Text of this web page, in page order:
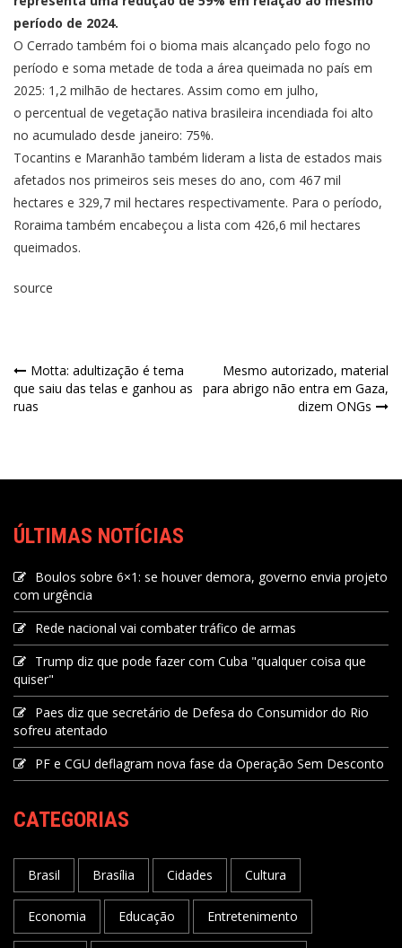
período de 2024.
O Cerrado também foi o bioma mais alcançado pelo fogo no
período e soma metade de toda a área queimada no país em
2025: 1,2 milhão de hectares. Assim como em julho,
o percentual de vegetação nativa brasileira incendiada foi alto
no acumulado desde janeiro: 75%.
Tocantins e Maranhão também lideram a lista de estados mais
afetados nos primeiros seis meses do ano, com 467 mil
hectares e 329,7 mil hectares respectivamente. Para o período,
Roraima também encabeçou a lista com 426,6 mil hectares
queimados.
source
Motta: adultização é tema
que saiu das telas e ganhou as
ruas
Mesmo autorizado, material
para abrigo não entra em Gaza,
dizem ONGs
ÚLTIMAS NOTÍCIAS
Boulos sobre 6×1: se houver demora, governo envia projeto
com urgência
Rede nacional vai combater tráfico de armas
Trump diz que pode fazer com Cuba "qualquer coisa que
quiser"
Paes diz que secretário de Defesa do Consumidor do Rio
sofreu atentado
PF e CGU deflagram nova fase da Operação Sem Desconto
CATEGORIAS
Brasil Brasília Cidades Cultura
Economia Educação Entretenimento